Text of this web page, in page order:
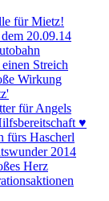
für Mietz!
dem 20.09.14
Streich
Wirkung
für Angels
♥
fürs Hascherl
2014
Herz